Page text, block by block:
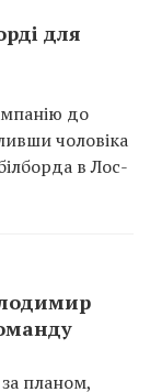
для
до
чоловіка
в Лос-
планом,